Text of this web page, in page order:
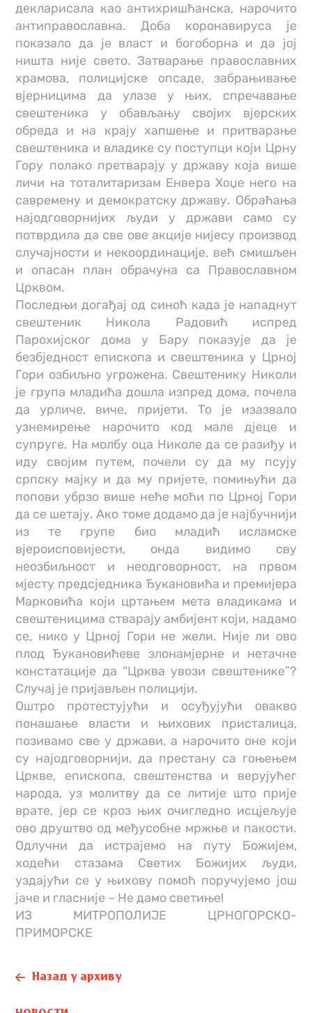
декларисала као антихришћанска, нарочито
антиправославна. Доба коронавируса је
показало да је власт и богоборна и да јој
ништа није свето. Затварање православних
храмова, полицијске опсаде, забрањивање
вјерницима да улазе у њих, спречавање
свештеника у обављању својих вјерских
обреда и на крају хапшење и притварање
свештеника и владике су поступци који Црну
Гору полако претварају у државу која више
личи на тоталитаризам Енвера Хоџе него на
савремену и демократску државу. Обраћања
најодговорнијих људи у држави само су
потврдила да све ове акције нијесу производ
случајности и некоординације, већ смишљен
и опасан план обрачуна са Православном
Црквом.
Последњи догађај од синоћ када је нападнут
свештеник Никола Радовић испред
Парохијског дома у Бару показује да је
безбједност епископа и свештеника у Црној
Гори озбиљно угрожена. Свештенику Николи
је група младића дошла изпред дома, почела
да урличе, виче, пријети. То је изазвало
узнемирење нарочито код мале дјеце и
супруге. На молбу оца Николе да се разиђу и
иду својим путем, почели су да му псују
српску мајку и да му пријете, помињући да
попови убрзо више неће моћи по Црној Гори
да се шетају. Ако томе додамо да је најбучнији
из те групе био младић исламске
вјероисповијести, онда видимо сву
неозбиљност и неодговорност, на првом
мјесту предсједника Ђукановића и премијера
Марковића који цртањем мета владикама и
свештеницима стварају амбијент који, надамо
се, нико у Црној Гори не жели. Није ли ово
плод Ђукановићеве злонамјерне и нетачне
констатације да “Црква увози свештенике”?
Случај је пријављен полицији.
Оштро протестујући и осуђујући овакво
понашање власти и њихових присталица,
позивамо све у држави, а нарочито оне који
су најодговорнији, да престану са гоњењем
Цркве, епископа, свештенства и верујућег
народа, уз молитву да се литије што прије
врате, јер се кроз њих очигледно исцјељује
ово друштво од међусобне мржње и пакости.
Одлучни да истрајемо на путу Божијем,
ходећи стазама Светих Божијих људи,
уздајући се у њихову помоћ поручујемо још
јаче и гласније – Не дамо светиње!
ИЗ МИТРОПОЛИЈЕ ЦРНОГОРСКО-
ПРИМОРСКЕ
Назад у архиву